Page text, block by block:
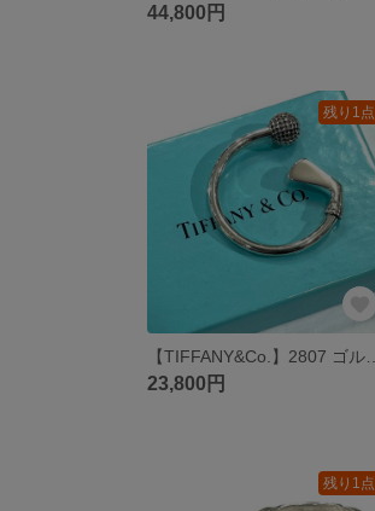
44,800円
残り1点
23,800円
残り1点